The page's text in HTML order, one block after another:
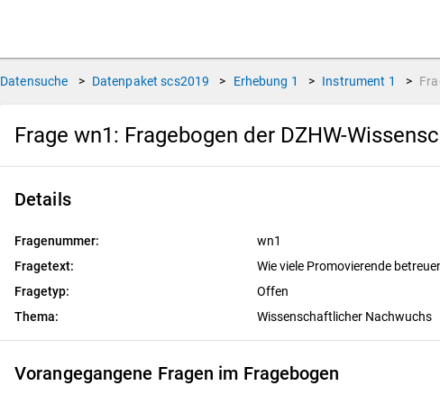
Datensuche > Datenpaket scs2019 > Erhebung 1 > Instrument 1 >
Frage wn1: Fragebogen der DZHW-
Details
Fragenummer:
wn1
Fragetext:
Wie viele Promovierende
Fragetyp:
Offen
Thema:
Wissenschaftlicher Nachwuchs
Vorangegangene Fragen im Fragebogen